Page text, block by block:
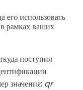
его использовать
рамках ваших
поступил
значения: qr